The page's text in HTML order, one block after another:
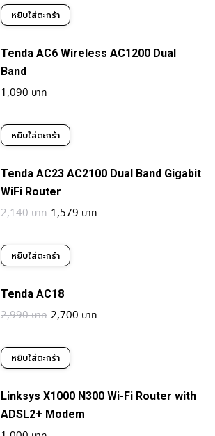
หยิบใส่ตะกร้า
Tenda AC6 Wireless AC1200 Dual
Band
1,090
หยิบใส่ตะกร้า
Tenda AC23 AC2100 Dual Band Gigabit
WiFi Router
2,140
Original
was:
2,140฿.
1,579
หยิบใส่ตะกร้า
Tenda AC18
2,990
Original
was:
2,990฿.
2,700
หยิบใส่ตะกร้า
Linksys X1000 N300 Wi-Fi Router with
ADSL2+ Modem